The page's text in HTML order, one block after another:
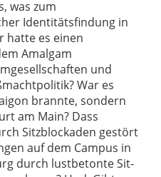
was zum
Identitätsfindung in
hatte es einen
Amalgam
und
War es
brannte, sondern
am Main? Dass
Sitzblockaden gestört
auf dem Campus in
durch lustbetonte Sit-